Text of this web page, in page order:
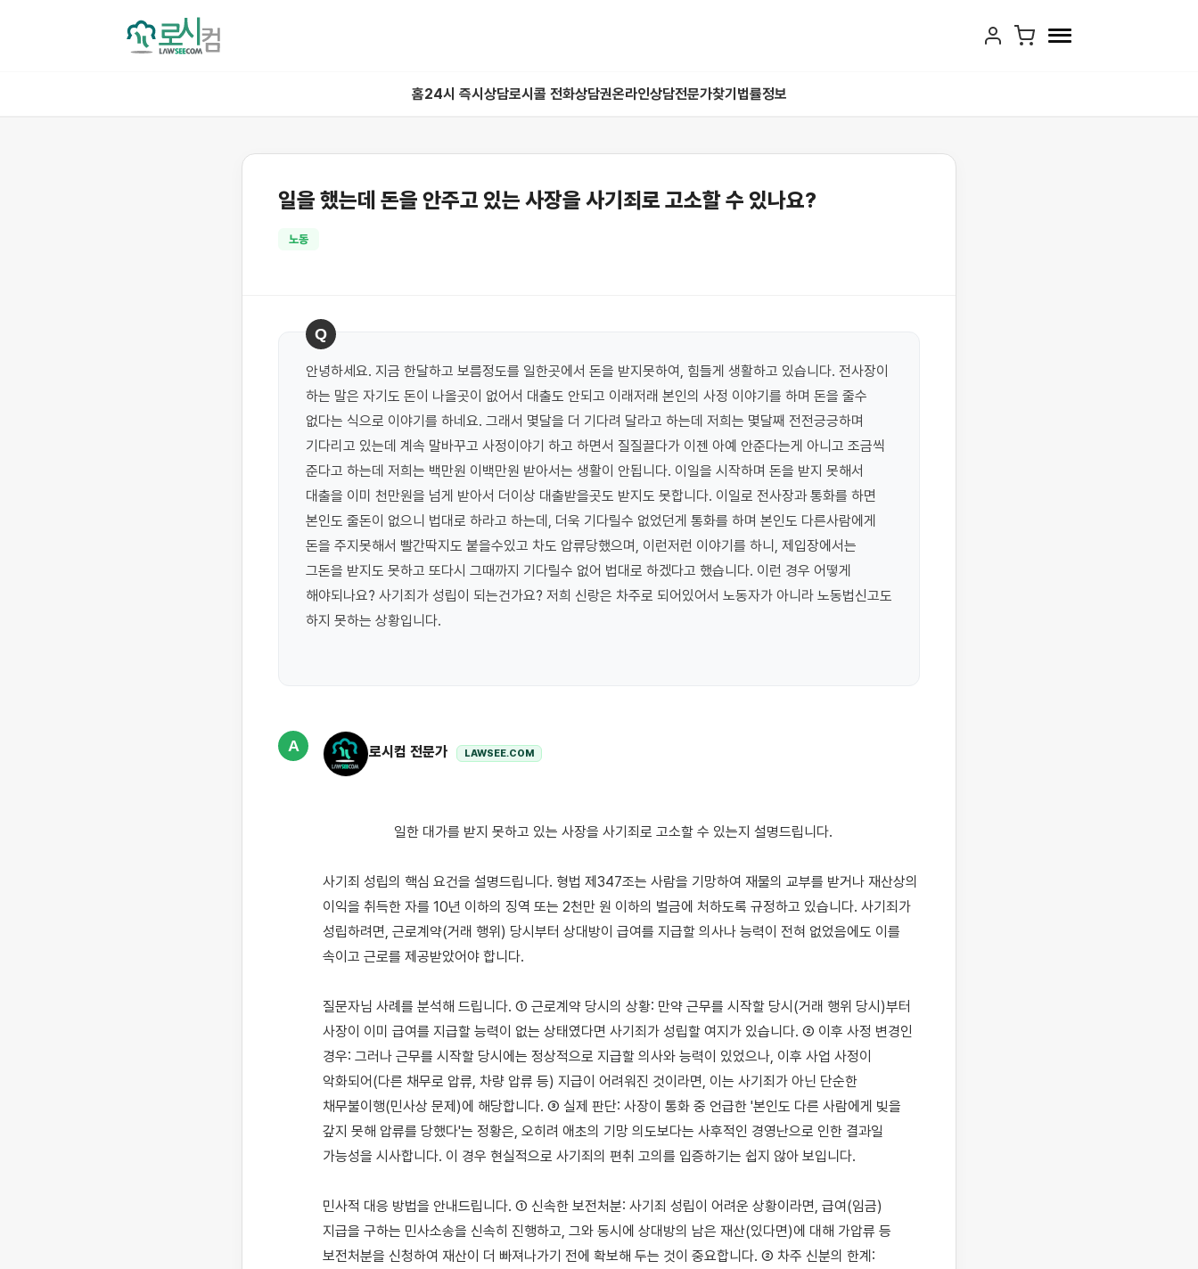
홈24시 즉시상담로시콜 전화상담권온라인상담전문가찾기 법률정보
일을 했는데 돈을 안주고 있는 사장을 사기죄로 고소할 수 있나요?
노동
Q
안녕하세요. 지금 한달하고 보름정도를 일한곳에서 돈을 받지못하여, 힘들게 생활하고 있습니다. 전사장이
하는 말은 자기도 돈이 나올곳이 없어서 대출도 안되고 이래저래 본인의 사정 이야기를 하며 돈을 줄수
없다는 식으로 이야기를 하네요. 그래서 몇달을 더 기다려 달라고 하는데 저희는 몇달째 전전긍긍하며
기다리고 있는데 계속 말바꾸고 사정이야기 하고 하면서 질질끌다가 이젠 아예 안준다는게 아니고 조금씩
준다고 하는데 저희는 백만원 이백만원 받아서는 생활이 안됩니다. 이일을 시작하며 돈을 받지 못해서
대출을 이미 천만원을 넘게 받아서 더이상 대출받을곳도 받지도 못합니다. 이일로 전사장과 통화를 하면
본인도 줄돈이 없으니 법대로 하라고 하는데, 더욱 기다릴수 없었던게 통화를 하며 본인도 다른사람에게
돈을 주지못해서 빨간딱지도 붙을수있고 차도 압류당했으며, 이런저런 이야기를 하니, 제입장에서는
그돈을 받지도 못하고 또다시 그때까지 기다릴수 없어 법대로 하겠다고 했습니다. 이런 경우 어떻게
해야되나요? 사기죄가 성립이 되는건가요? 저희 신랑은 차주로 되어있어서 노동자가 아니라 노동법신고도
하지 못하는 상황입니다.
A 로시컴 전문가 LAWSEE.COM
사기죄 성립의 핵심 요건을 설명드립니다. 형법 제347조는 사람을 기망하여 재물의 교부를 받거나 재산상의
이익을 취득한 자를 10년 이하의 징역 또는 2천만 원 이하의 벌금에 처하도록 규정하고 있습니다. 사기죄가
성립하려면, 근로계약(거래 행위) 당시부터 상대방이 급여를 지급할 의사나 능력이 전혀 없었음에도 이를
속이고 근로를 제공받았어야 합니다.
질문자님 사례를 분석해 드립니다. ① 근로계약 당시의 상황: 만약 근무를 시작할 당시(거래 행위 당시)부터
사장이 이미 급여를 지급할 능력이 없는 상태였다면 사기죄가 성립할 여지가 있습니다. ② 이후 사정 변경인
경우: 그러나 근무를 시작할 당시에는 정상적으로 지급할 의사와 능력이 있었으나, 이후 사업 사정이
악화되어(다른 채무로 압류, 차량 압류 등) 지급이 어려워진 것이라면, 이는 사기죄가 아닌 단순한
채무불이행(민사상 문제)에 해당합니다. ③ 실제 판단: 사장이 통화 중 언급한 '본인도 다른 사람에게 빚을
갚지 못해 압류를 당했다'는 정황은, 오히려 애초의 기망 의도보다는 사후적인 경영난으로 인한 결과일
가능성을 시사합니다. 이 경우 현실적으로 사기죄의 편취 고의를 입증하기는 쉽지 않아 보입니다.
민사적 대응 방법을 안내드립니다. ① 신속한 보전처분: 사기죄 성립이 어려운 상황이라면, 급여(임금)
지급을 구하는 민사소송을 신속히 진행하고, 그와 동시에 상대방의 남은 재산(있다면)에 대해 가압류 등
보전처분을 신청하여 재산이 더 빠져나가기 전에 확보해 두는 것이 중요합니다. ② 차주 신분의 한계: